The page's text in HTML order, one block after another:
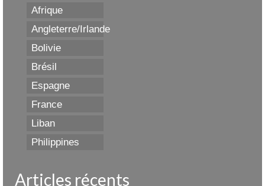
Afrique
Angleterre/Irlande
Bolivie
Brésil
Espagne
France
Liban
Philippines
Articles récents